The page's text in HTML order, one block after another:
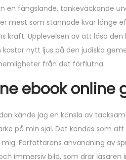
en fängslande, tankeväckande
mest som stannade kvar länge
kraft. Upplevelsen av att läsa
nytt ljus på den judiska
från det förflutna.
ebook online
kände jag en känsla av
på min själ. Det kändes som
Författarens användning av
immersiv bild, som drar